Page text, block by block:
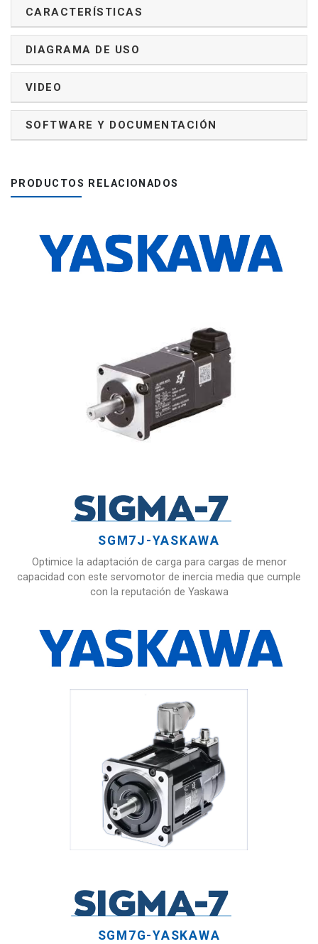
CARACTERÍSTICAS
DIAGRAMA DE USO
VIDEO
SOFTWARE Y DOCUMENTACIÓN
PRODUCTOS RELACIONADOS
SGM7J-YASKAWA
Optimice la adaptación de carga para cargas de menor
capacidad con este servomotor de inercia media que cumple
con la reputación de Yaskawa
SGM7G-YASKAWA